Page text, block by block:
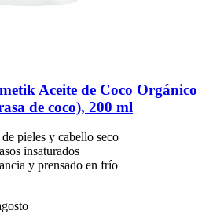
Aceite de Coco Orgánico
de coco), 200 ml
pieles y cabello seco
insaturados
y prensado en frío